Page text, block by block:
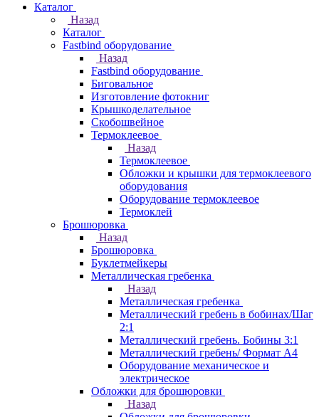
Каталог
Назад
Каталог
Fastbind оборудование
Назад
Fastbind оборудование
Биговальное
Изготовление фотокниг
Крышкоделательное
Скобошвейное
Термоклеевое
Назад
Термоклеевое
Обложки и крышки для термоклеевого
оборудования
Оборудование термоклеевое
Термоклей
Брошюровка
Назад
Брошюровка
Буклетмейкеры
Металлическая гребенка
Назад
Металлическая гребенка
Металлический гребень в бобинах/Шаг
2:1
Металлический гребень. Бобины 3:1
Металлический гребень/ Формат А4
Оборудование механическое и
электрическое
Обложки для брошюровки
Назад